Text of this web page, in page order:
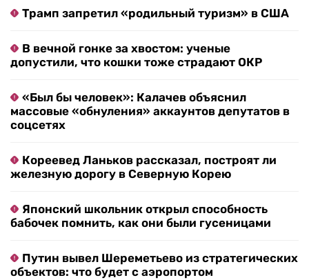
Трамп запретил «родильный туризм» в США
В вечной гонке за хвостом: ученые
допустили, что кошки тоже страдают ОКР
«Был бы человек»: Калачев объяснил
массовые «обнуления» аккаунтов депутатов в
соцсетях
Кореевед Ланьков рассказал, построят ли
железную дорогу в Северную Корею
Японский школьник открыл способность
бабочек помнить, как они были гусеницами
Путин вывел Шереметьево из стратегических
объектов: что будет с аэропортом